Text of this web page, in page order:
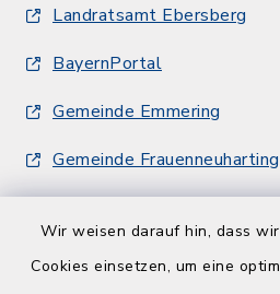
Wir weisen darauf hin, dass
Cookies einsetzen, um eine
Landratsamt Ebersberg
BayernPortal
Gemeinde Emmering
Gemeinde Frauenneuharting